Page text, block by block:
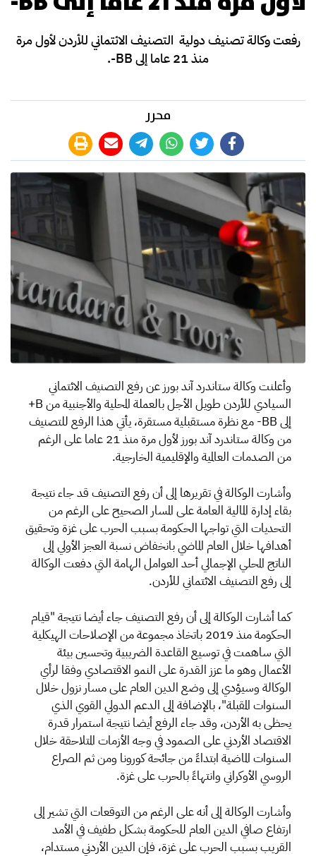
رفعت وكالة تصنيف دولية التصنيف الائتماني للأردن لأول مرة
منذ 21 عاما إلى BB-.
محرر
وأعلنت وكالة ستاندرد آند بورز عن رفع التصنيف الائتماني
السيادي للأردن طويل الأجل بالعملة المحلية والأجنبية من B+
إلى BB- مع نظرة مستقبلية مستقرة، يأتي هذا الرفع للتصنيف
من وكالة ستاندرد آند بورز لأول مرة منذ 21 عاما على الرغم
من الصدمات العالمية والإقليمية الخارجية.
وأشارت الوكالة في تقريرها إلى أن رفع التصنيف قد جاء نتيجة
بقاء إدارة المالية العامة على المسار الصحيح على الرغم من
التحديات التي تواجها الحكومة بسبب الحرب على غزة وتحقيق
أهدافها خلال العام الماضي بانخفاض نسبة العجز الأولي إلى
الناتج المحلي الإجمالي أحد العوامل الهامة التي دفعت الوكالة
إلى رفع التصنيف الائتماني للأردن.
كما أشارت الوكالة إلى أن رفع التصنيف جاء أيضا نتيجة "قيام
الحكومة منذ 2019 باتخاذ مجموعة من الإصلاحات الهيكلية
التي ساهمت في توسيع القاعدة الضريبية وتحسين بيئة
الأعمال وهو ما عزز القدرة على النمو الاقتصادي وفقا لرأي
الوكالة وسيؤدي إلى وضع الدين العام على مسار نزول خلال
السنوات المقبلة"، بالإضافة إلى الدعم الدولي القوي الذي
يحظى به الأردن، وقد جاء الرفع أيضا نتيجة استمرار قدرة
الاقتصاد الأردني على الصمود في وجه الأزمات المتلاحقة خلال
السنوات الماضية ابتداءً من جائحة كورونا ومن ثم الصراع
الروسي الأوكراني وانتهاءً بالحرب على غزة.
وأشارت الوكالة إلى أنه على الرغم من التوقعات التي تشير إلى
ارتفاع صافي الدين العام للحكومة بشكل طفيف في الأمد
القريب بسبب الحرب على غزة، فإن الدين الأردني مستدام،